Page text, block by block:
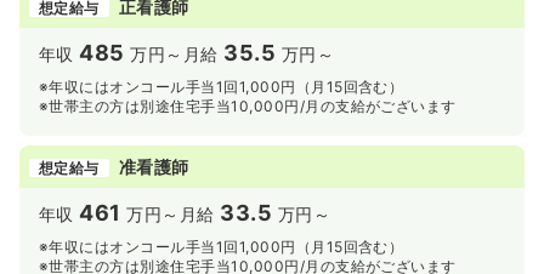
想定給与 正看護師
年収485 万円～ 月給 35.5 万円～
※年収にはオンコール手当1回1,000円（月15回含む）
※世帯主の方は別途住宅手当10,000円/月の支給がございます
想定給与 准看護師
年収461 万円～ 月給 33.5 万円～
※年収にはオンコール手当1回1,000円（月15回含む）
※世帯主の方は別途住宅手当10,000円/月の支給がございます